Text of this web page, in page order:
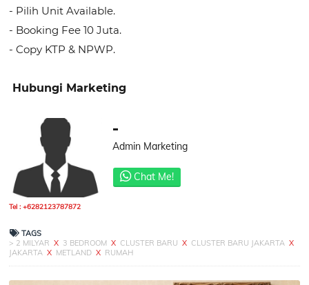
- Pilih Unit Available.
- Booking Fee 10 Juta.
- Copy KTP & NPWP.
Hubungi Marketing
Tel : +6282123787872
-
Admin Marketing
Chat Me!
TAGS
> 2 MILYAR X 3 BEDROOM X CLUSTER BARU X CLUSTER BARU JAKARTA X
JAKARTA X METLAND X RUMAH